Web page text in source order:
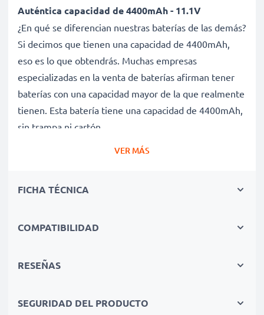
Auténtica capacidad de 4400mAh - 11.1V
¿En qué se diferencian nuestras baterías de las demás?
Si decimos que tienen una capacidad de 4400mAh,
eso es lo que obtendrás. Muchas empresas
especializadas en la venta de baterías afirman tener
baterías con una capacidad mayor de la que realmente
tienen. Esta batería tiene una capacidad de 4400mAh,
sin trampa ni cartón.
Batería AL10A31 de larga duración
ciclos de carga, así como tiempos de funcionamiento
ordenador portátil.
Como especialistas en baterías de alta calidad desde
el proceso de producción. Por eso te ofrecemos una
VER MÁS
FICHA TÉCNICA
COMPATIBILIDAD
RESEÑAS
SEGURIDAD DEL PRODUCTO